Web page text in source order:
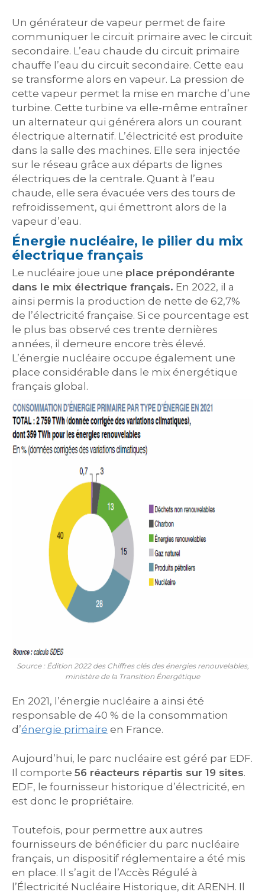
Un générateur de vapeur permet de faire
communiquer le circuit primaire avec le circuit
secondaire. L’eau chaude du circuit primaire
chauffe l’eau du circuit secondaire. Cette eau
se transforme alors en vapeur. La pression de
cette vapeur permet la mise en marche d’une
turbine. Cette turbine va elle-même entraîner
un alternateur qui générera alors un courant
électrique alternatif. L’électricité est produite
dans la salle des machines. Elle sera injectée
sur le réseau grâce aux départs de lignes
électriques de la centrale. Quant à l’eau
chaude, elle sera évacuée vers des tours de
refroidissement, qui émettront alors de la
vapeur d’eau.
Énergie nucléaire, le pilier du mix
électrique français
Le nucléaire joue une place prépondérante
dans le mix électrique français. En 2022, il a
ainsi permis la production de nette de 62,7%
de l’électricité française. Si ce pourcentage est
le plus bas observé ces trente dernières
années, il demeure encore très élevé.
L’énergie nucléaire occupe également une
place considérable dans le mix énergétique
français global.
Source : Édition 2022 des Chiffres clés des énergies renouvelables,
ministère de la Transition Énergétique
En 2021, l’énergie nucléaire a ainsi été
responsable de 40 % de la consommation
d’énergie primaire en France.
Aujourd’hui, le parc nucléaire est géré par EDF.
Il comporte 56 réacteurs répartis sur 19 sites.
EDF, le fournisseur historique d’électricité, en
est donc le propriétaire.
Toutefois, pour permettre aux autres
fournisseurs de bénéficier du parc nucléaire
français, un dispositif réglementaire a été mis
en place. Il s’agit de l’Accès Régulé à
l’Électricité Nucléaire Historique, dit ARENH. Il